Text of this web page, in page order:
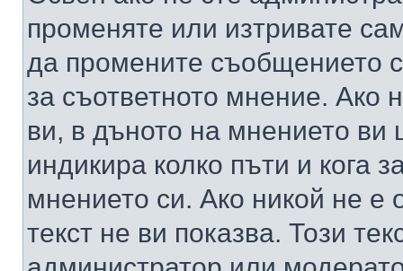
променяте или изтривате
да промените съобщението
за съответното мнение. Ако
ви, в дъното на мнението ви
индикира колко пъти и кога
мнението си. Ако никой не е
текст не ви показва. Този